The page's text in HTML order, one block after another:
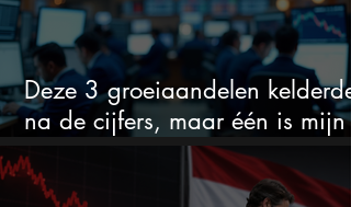
Deze 3 groeiaandelen
na de cijfers, maar één is mijn
duidelijke favoriet